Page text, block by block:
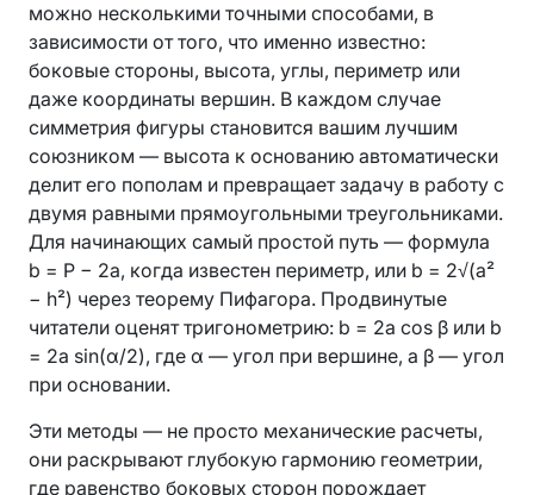
можно несколькими точными способами, в
зависимости от того, что именно известно:
боковые стороны, высота, углы, периметр или
даже координаты вершин. В каждом случае
симметрия фигуры становится вашим лучшим
союзником — высота к основанию автоматически
делит его пополам и превращает задачу в работу с
двумя равными прямоугольными треугольниками.
Для начинающих самый простой путь — формула
b = P − 2a, когда известен периметр, или b = 2√(a²
− h²) через теорему Пифагора. Продвинутые
читатели оценят тригонометрию: b = 2a cos β или b
= 2a sin(α/2), где α — угол при вершине, а β — угол
при основании.
Эти методы — не просто механические расчеты,
они раскрывают глубокую гармонию геометрии,
где равенство боковых сторон порождает